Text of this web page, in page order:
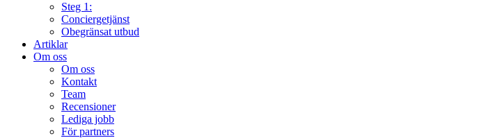
Steg 1:
Conciergetjänst
Obegränsat utbud
Artiklar
Om oss
Om oss
Kontakt
Team
Recensioner
Lediga jobb
För partners